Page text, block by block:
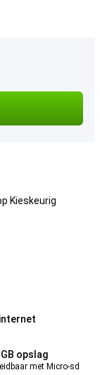
Kieskeurig
opslag
met Micro-sd